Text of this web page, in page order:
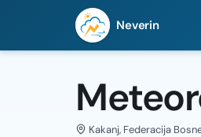
Neverin
Kakanj, Federacija